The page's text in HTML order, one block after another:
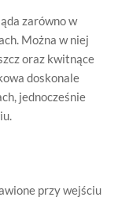
zarówno w
Można w niej
oraz kwitnące
doskonale
jednocześnie
przy wejściu